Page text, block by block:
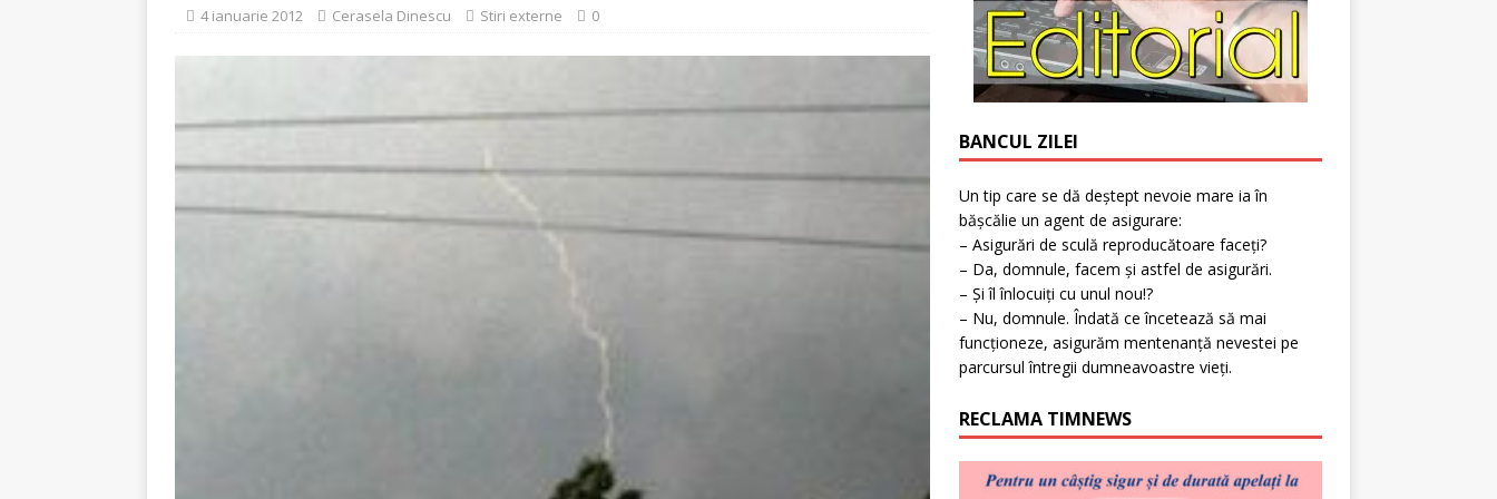
4 ianuarie 2012 Cerasela Dinescu Stiri externe 0
BANCUL ZILEI
Un tip care se dă deștept nevoie mare ia în
bășcălie un agent de asigurare:
– Asigurări de sculă reproducătoare faceți?
– Da, domnule, facem și astfel de asigurări.
– Și îl înlocuiți cu unul nou!?
– Nu, domnule. Îndată ce încetează să mai
funcționeze, asigurăm mentenanță nevestei pe
parcursul întregii dumneavoastre vieți.
RECLAMA TIMNEWS